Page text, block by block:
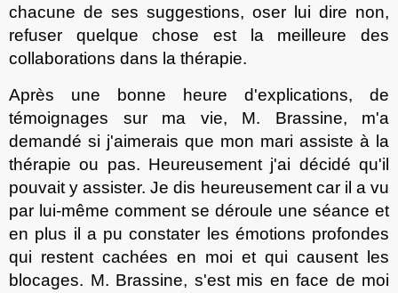
chacune de ses suggestions, oser lui dire non,
refuser quelque chose est la meilleure des
collaborations dans la thérapie.
Après une bonne heure d'explications, de
témoignages sur ma vie, M. Brassine, m'a
demandé si j'aimerais que mon mari assiste à la
thérapie ou pas. Heureusement j'ai décidé qu'il
pouvaityassister. Je dis heureusement car il a vu
par lui-même comment se déroule une séance et
en plus il a pu constater les émotions profondes
qui restent cachées en moi et qui causent les
blocages. M. Brassine, s'est mis en face de moi